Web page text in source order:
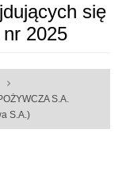
się
2025
S.A.
S.A.)